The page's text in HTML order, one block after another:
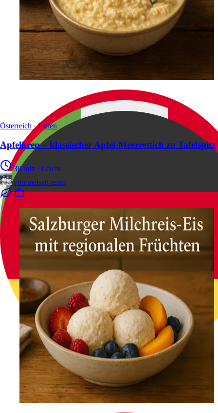
Österreich · Italien
Apfelkren – klassischer Apfel-Meerrettich zu Tafelspitz
30 min · Leicht
von malsati-team